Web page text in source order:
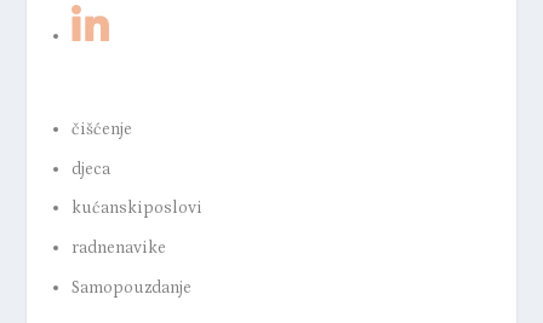
čišćenje
djeca
kućanskiposlovi
radnenavike
Samopouzdanje